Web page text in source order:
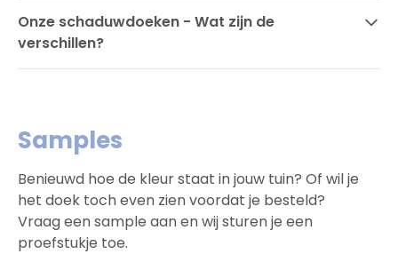
Onze schaduwdoeken - Wat zijn de
verschillen?
Samples
Benieuwd hoe de kleur staat in jouw tuin? Of wil je
het doek toch even zien voordat je besteld?
Vraag een sample aan en wij sturen je een
proefstukje toe.